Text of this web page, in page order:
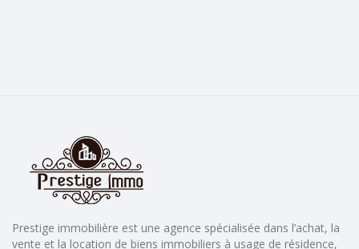
Prestige immobilière est une agence spécialisée dans l’achat, la
vente et la location de biens immobiliers à usage de résidence,